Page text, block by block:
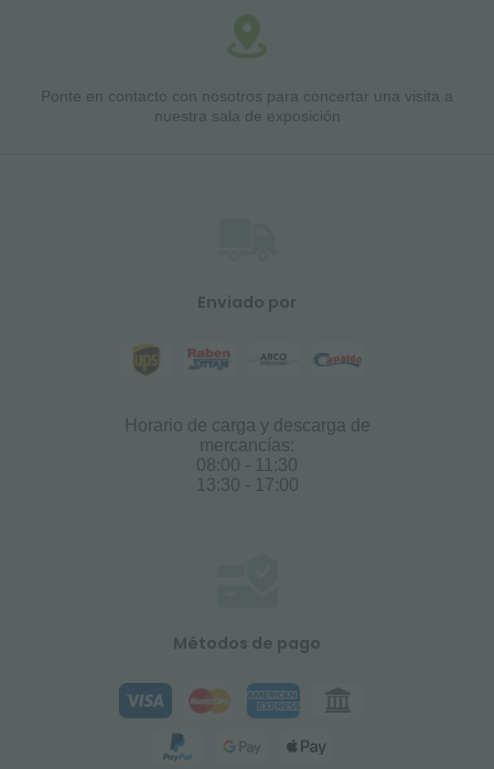
Ponte en contacto con nosotros para concertar una visita a
nuestra sala de exposición
Enviado por
Horario de carga y descarga de
mercancías:
08:00 - 11:30
13:30 - 17:00
Métodos de pago